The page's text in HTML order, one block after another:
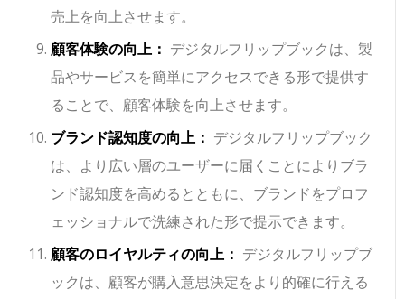
売上を向上させます。
顧客体験の向上： デジタルフリップブックは、製
品やサービスを簡単にアクセスできる形で提供す
ることで、顧客体験を向上させます。
ブランド認知度の向上： デジタルフリップブック
は、より広い層のユーザーに届くことによりブラ
ンド認知度を高めるとともに、ブランドをプロフ
ェッショナルで洗練された形で提示できます。
顧客のロイヤルティの向上： デジタルフリップブ
ックは、顧客が購入意思決定をより的確に行える